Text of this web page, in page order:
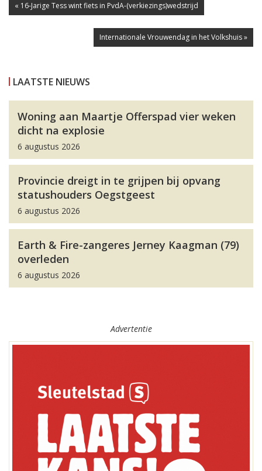
« 16-Jarige Tess wint fiets in PvdA-(verkiezings)wedstrijd
Internationale Vrouwendag in het Volkshuis »
LAATSTE NIEUWS
Woning aan Maartje Offerspad vier weken
dicht na explosie
6 augustus 2026
Provincie dreigt in te grijpen bij opvang
statushouders Oegstgeest
6 augustus 2026
Earth & Fire-zangeres Jerney Kaagman (79)
overleden
6 augustus 2026
Advertentie